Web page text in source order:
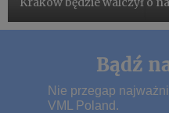
Bądź
Nie przegap
VML Poland.